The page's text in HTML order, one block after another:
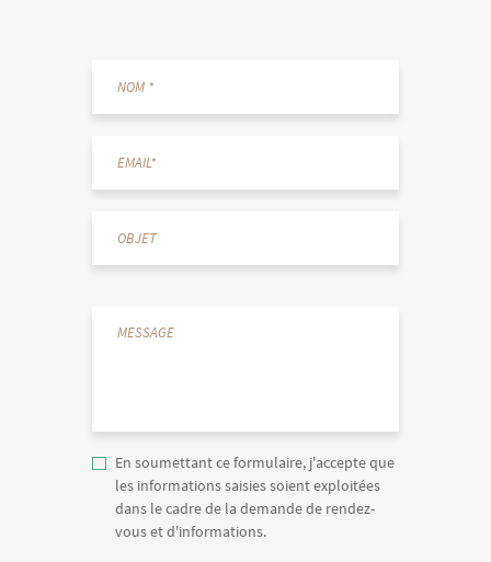
En soumettant ce formulaire, j'accepte que
les informations saisies soient exploitées
dans le cadre de la demande de rendez-
vous et d'informations.